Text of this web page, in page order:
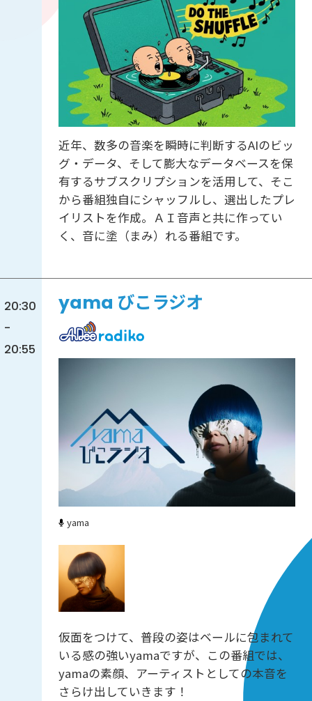
近年、数多の音楽を瞬時に判断するAIのビッ
グ・データ、そして膨大なデータベースを保
有するサブスクリプションを活用して、そこ
から番組独自にシャッフルし、選出したプレ
イリストを作成。ＡＩ音声と共に作ってい
く、音に塗（まみ）れる番組です。
20:30
-
20:55
yama びこラジオ
yama
仮面をつけて、普段の姿はベールに包まれて
いる感の強いyamaですが、この番組では、
yamaの素顔、アーティストとしての本音を
さらけ出していきます！